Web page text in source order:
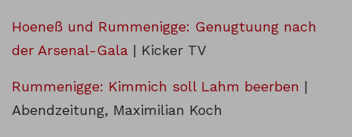
Hoeneß und Rummenigge: Genugtuung nach
der Arsenal-Gala | Kicker TV
Rummenigge: Kimmich soll Lahm beerben |
Abendzeitung, Maximilian Koch